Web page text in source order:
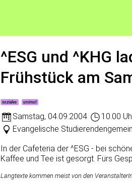
^ESG und ^KHG
Frühstück am
soziales unimut
Samstag, 04.09.2004
10.00
Evangelische
In der Cafeteria der ^ESG - bei
Kaffee und Tee ist gesorgt. Fürs
Langtexte kommen meist von den